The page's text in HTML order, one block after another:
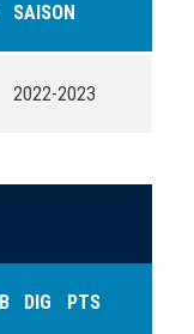
SAISON
2022-2023
B DIG PTS